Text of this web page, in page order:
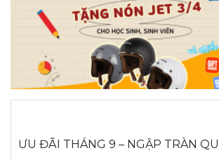
ƯU ĐÃI THÁNG 9 – NGẬP TRÀN